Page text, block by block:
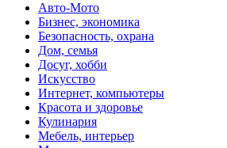
Авто-Мото
Бизнес, экономика
Безопасность, охрана
Дом, семья
Досуг, хобби
Искусство
Интернет, компьютеры
Красота и здоровье
Кулинария
Мебель, интерьер